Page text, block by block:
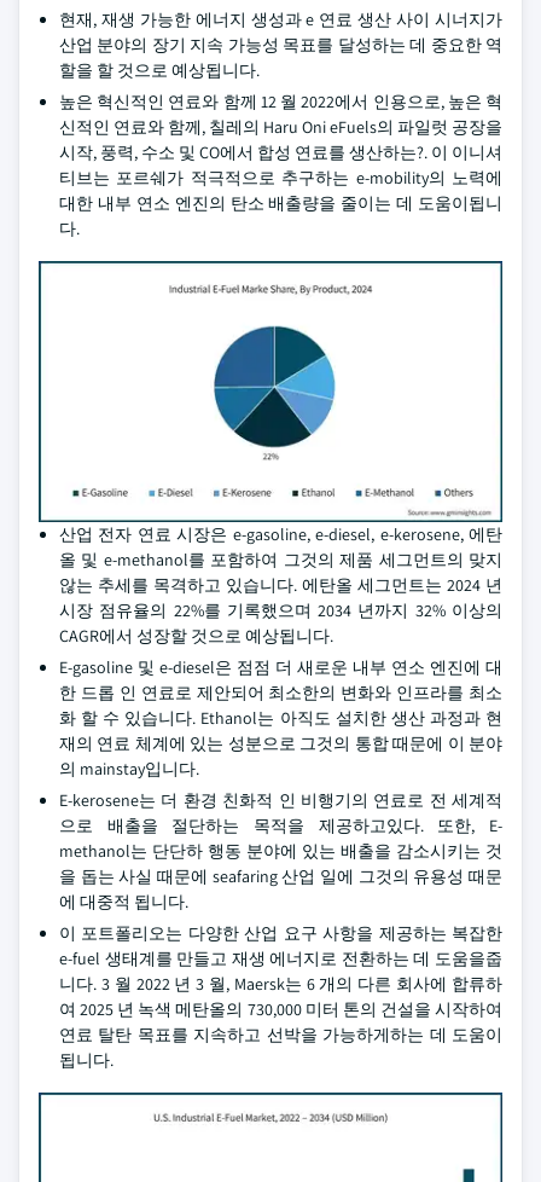
현재, 재생 가능한 에너지 생성과 e 연료 생산 사이 시너지가
산업 분야의 장기 지속 가능성 목표를 달성하는 데 중요한 역
할을 할 것으로 예상됩니다.
높은 혁신적인 연료와 함께 12 월 2022에서 인용으로, 높은 혁
신적인 연료와 함께, 칠레의 Haru Oni eFuels의 파일럿 공장을
시작, 풍력, 수소 및 CO에서 합성 연료를 생산하는?. 이 이니셔
티브는 포르쉐가 적극적으로 추구하는 e-mobility의 노력에
대한 내부 연소 엔진의 탄소 배출량을 줄이는 데 도움이됩니
다.
산업 전자 연료 시장은 e-gasoline, e-diesel, e-kerosene, 에탄
올 및 e-methanol를 포함하여 그것의 제품 세그먼트의 맞지
않는 추세를 목격하고 있습니다. 에탄올 세그먼트는 2024 년
시장 점유율의 22%를 기록했으며 2034 년까지 32% 이상의
CAGR에서 성장할 것으로 예상됩니다.
E-gasoline 및 e-diesel은 점점 더 새로운 내부 연소 엔진에 대
한 드롭 인 연료로 제안되어 최소한의 변화와 인프라를 최소
화 할 수 있습니다. Ethanol는 아직도 설치한 생산 과정과 현
재의 연료 체계에 있는 성분으로 그것의 통합 때문에 이 분야
의 mainstay입니다.
E-kerosene는 더 환경 친화적 인 비행기의 연료로 전 세계적
으로 배출을 절단하는 목적을 제공하고있다. 또한, E-
methanol는 단단하 행동 분야에 있는 배출을 감소시키는 것
을 돕는 사실 때문에 seafaring 산업 일에 그것의 유용성 때문
에 대중적 됩니다.
이 포트폴리오는 다양한 산업 요구 사항을 제공하는 복잡한
e-fuel 생태계를 만들고 재생 에너지로 전환하는 데 도움을줍
니다. 3 월 2022 년 3 월, Maersk는 6 개의 다른 회사에 합류하
여 2025 년 녹색 메탄올의 730,000 미터 톤의 건설을 시작하여
연료 탈탄 목표를 지속하고 선박을 가능하게하는 데 도움이
됩니다.